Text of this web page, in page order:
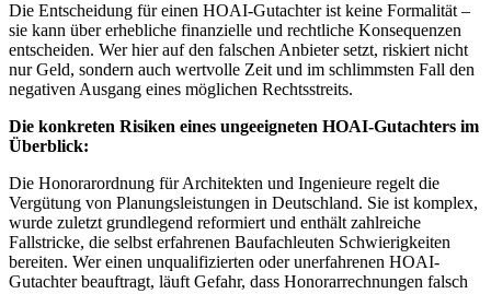
Die Entscheidung für einen HOAI-Gutachter ist keine Formalität –
sie kann über erhebliche finanzielle und rechtliche Konsequenzen
entscheiden. Wer hier auf den falschen Anbieter setzt, riskiert nicht
nur Geld, sondern auch wertvolle Zeit und im schlimmsten Fall den
negativen Ausgang eines möglichen Rechtsstreits.
Die konkreten Risiken eines ungeeigneten HOAI-Gutachters im
Überblick:
Die Honorarordnung für Architekten und Ingenieure regelt die
Vergütung von Planungsleistungen in Deutschland. Sie ist komplex,
wurde zuletzt grundlegend reformiert und enthält zahlreiche
Fallstricke, die selbst erfahrenen Baufachleuten Schwierigkeiten
bereiten. Wer einen unqualifizierten oder unerfahrenen HOAI-
Gutachter beauftragt, läuft Gefahr, dass Honorarrechnungen falsch